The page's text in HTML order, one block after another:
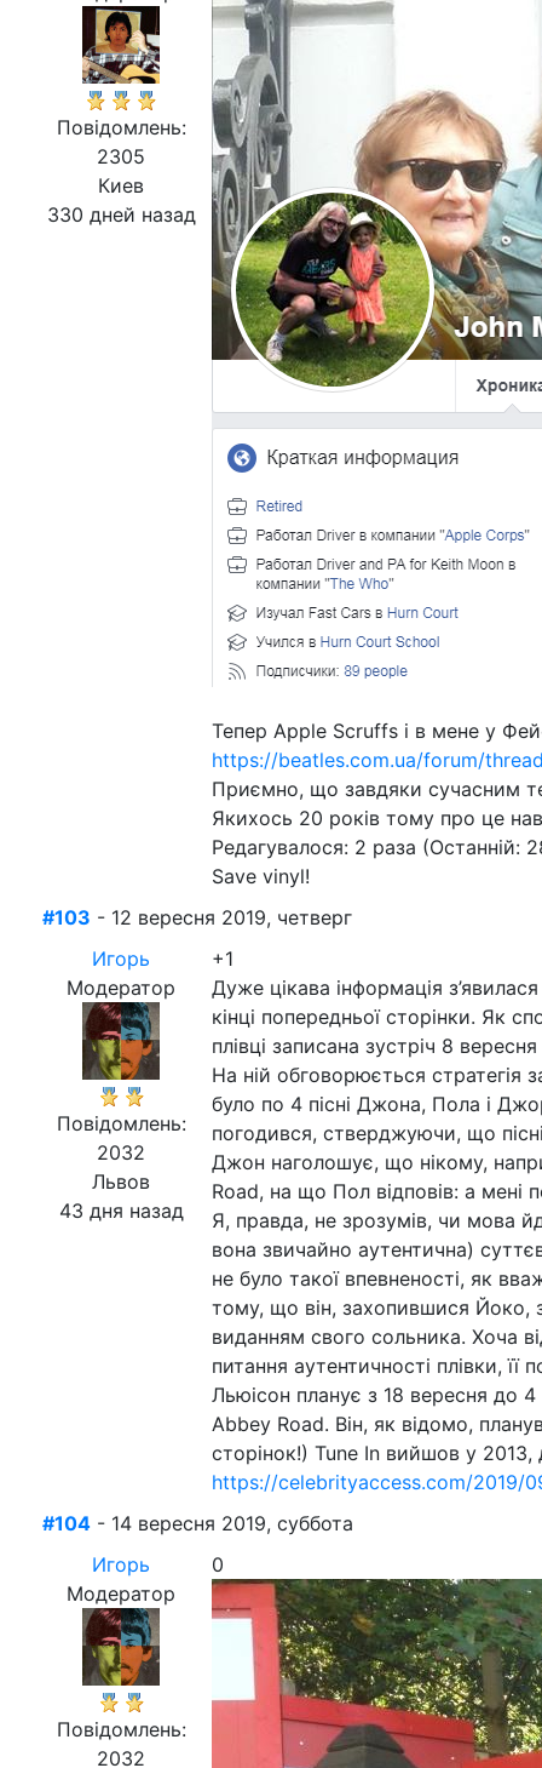
Повідомлень:
2305
Киев
330 дней назад
Тепер Apple Scruffs і в мене у
https://beatles.com.ua/forum/
Приємно, що завдяки сучасним
Якихось 20 років тому про це
Редагувалося: 2 раза (Останній:
Save vinyl!
#103 - 12 вересня 2019, четверг
Игорь
Модератор
Повідомлень:
2032
Львов
43 дня назад
+1
Дуже цікава інформація
кінці попередньої сторінки. Як
плівці записана зустріч 8
На ній обговорюється стратегія
було по 4 пісні Джона, Пола і
погодився, стверджуючи, що
Джон наголошує, що нікому,
Road, на що Пол відповів: а мені
Я, правда, не зрозумів, чи мова
вона звичайно аутентична)
не було такої впевненості, як
тому, що він, захопившися Йоко,
виданням свого сольника. Хоча
питання аутентичності плівки,
Льюісон планує з 18 вересня до
Abbey Road. Він, як відомо,
сторінок!) Tune In вийшов у
https://celebrityaccess.com/2019/
#104 - 14 вересня 2019, суббота
Игорь
Модератор
Повідомлень:
2032
0